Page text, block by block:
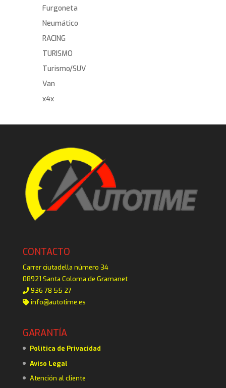
Furgoneta
Neumático
RACING
TURISMO
Turismo/SUV
Van
x4x
CONTACTO
Carrer ciutadella número 34
08921 Santa Coloma de Gramanet
936 78 55 27
info@autotime.es
GARANTÍA
Política de Privacidad
Aviso Legal
Atención al cliente